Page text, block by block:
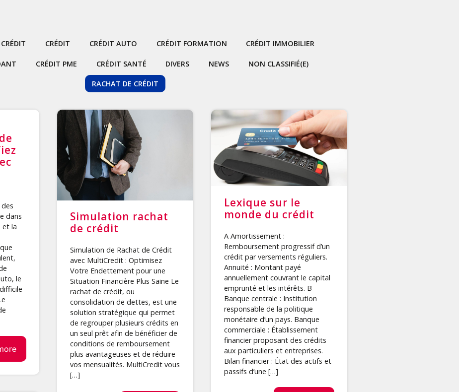
CRÉDIT CRÉDIT AUTO CRÉDIT FORMATION CRÉDIT IMMOBILIER
CRÉDIT PME CRÉDIT SANTÉ DIVERS NEWS NON CLASSIFIÉ(E)
RACHAT DE CRÉDIT
dans
et la
le
Simulation rachat
de crédit
Simulation de Rachat de Crédit
avec MultiCredit : Optimisez
Votre Endettement pour une
Situation Financière Plus Saine Le
rachat de crédit, ou
consolidation de dettes, est une
solution stratégique qui permet
de regrouper plusieurs crédits en
un seul prêt afin de bénéficier de
conditions de remboursement
plus avantageuses et de réduire
vos mensualités. MultiCredit vous
[…]
Lexique sur le
monde du crédit
A Amortissement :
Remboursement progressif d’un
crédit par versements réguliers.
Annuité : Montant payé
annuellement couvrant le capital
emprunté et les intérêts. B
Banque centrale : Institution
responsable de la politique
monétaire d’un pays. Banque
commerciale : Établissement
financier proposant des crédits
aux particuliers et entreprises.
Bilan financier : État des actifs et
passifs d’une […]